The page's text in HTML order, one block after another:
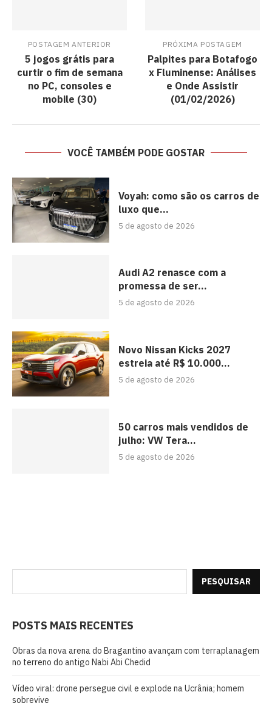
POSTAGEM ANTERIOR
5 jogos grátis para
curtir o fim de semana
no PC, consoles e
mobile (30)
PRÓXIMA POSTAGEM
Palpites para Botafogo
x Fluminense: Análises
e Onde Assistir
(01/02/2026)
VOCÊ TAMBÉM PODE GOSTAR
Voyah: como são os carros de
luxo que...
5 de agosto de 2026
Audi A2 renasce com a
promessa de ser...
5 de agosto de 2026
Novo Nissan Kicks 2027
estreia até R$ 10.000...
5 de agosto de 2026
50 carros mais vendidos de
julho: VW Tera...
5 de agosto de 2026
PESQUISAR
POSTS MAIS RECENTES
Obras da nova arena do Bragantino avançam com terraplanagem
no terreno do antigo Nabi Abi Chedid
Vídeo viral: drone persegue civil e explode na Ucrânia; homem
sobrevive